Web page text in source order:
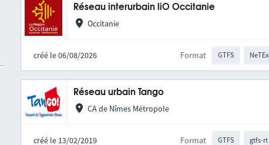
Réseau interurbain liO Occitanie
Occitanie
créé le 06/08/2026 Format GTFS NeTEx
Réseau urbain Tango
CA de Nîmes Métropole
créé le 13/02/2019 Format GTFS gtfs-rt